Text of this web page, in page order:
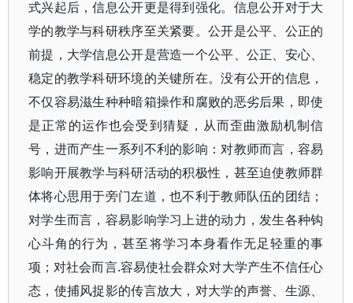
式兴起后，信息公开更是得到强化。信息公开对于大
学的教学与科研秩序至关紧要。公开是公平、公正的
前提，大学信息公开是营造一个公平、公正、安心、
稳定的教学科研环境的关键所在。没有公开的信息，
不仅容易滋生种种暗箱操作和腐败的恶劣后果，即使
是正常的运作也会受到猜疑，从而歪曲激励机制信
号，进而产生一系列不利的影响：对教师而言，容易
影响开展教学与科研活动的积极性，甚至迫使教师群
体将心思用于旁门左道，也不利于教师队伍的团结；
对学生而言，容易影响学习上进的动力，发生各种钩
心斗角的行为，甚至将学习本身看作无足轻重的事
项；对社会而言.容易使社会群众对大学产生不信任心
态，使捕风捉影的传言放大，对大学的声誉、生源、